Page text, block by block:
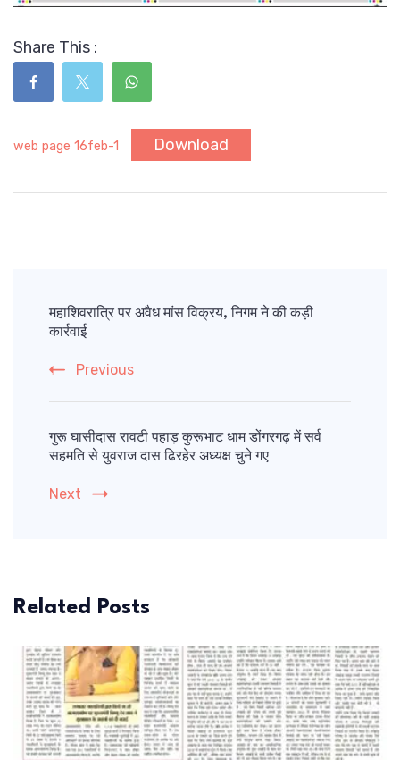
Share This :
web page 16feb-1 Download
Navigation
महाशिवरात्रि पर अवैध मांस विक्रय, निगम ने की कड़ी
कार्रवाई
Previous
गुरू घासीदास रावटी पहाड़ कुरूभाट धाम डोंगरगढ़ में सर्व
सहमति से युवराज दास ढिरहेर अध्यक्ष चुने गए
Next
Related Posts